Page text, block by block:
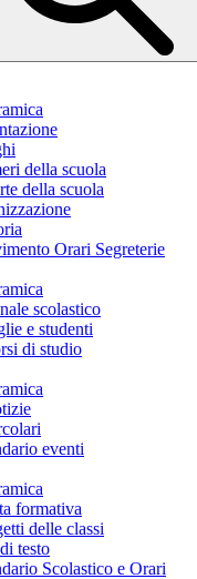
della scuola
della scuola
Orari Segreterie
scolastico
e studenti
di studio
eventi
formativa
delle classi
testo
Scolastico e Orari